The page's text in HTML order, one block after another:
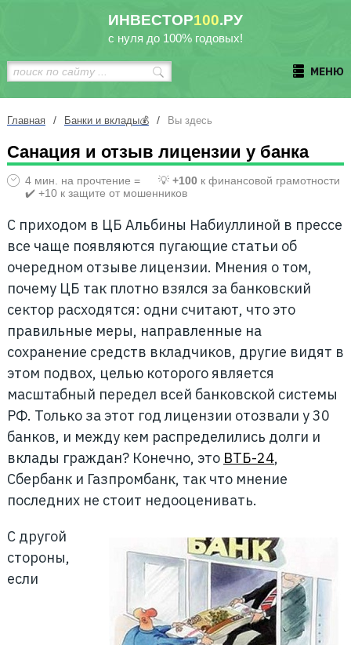
ИНВЕСТОР100.РУ
с нуля до 100% годовых!
МЕНЮ
Главная / Банки и вклады💰 / Вы здесь
Санация и отзыв лицензии у банка
4 мин. на прочтение = 💡 +100к финансовой грамотности
✔️ +10 к защите от мошенников
С приходом в ЦБ Альбины Набиуллиной в прессе
все чаще появляются пугающие статьи об
очередном отзыве лицензии. Мнения о том,
почему ЦБ так плотно взялся за банковский
сектор расходятся: одни считают, что это
правильные меры, направленные на
сохранение средств вкладчиков, другие видят в
этом подвох, целью которого является
масштабный передел всей банковской системы
РФ. Только за этот год лицензии отозвали у 30
банков, и между кем распределились долги и
вклады граждан? Конечно, это ВТБ-24,
Сбербанк и Газпромбанк, так что мнение
последних не стоит недооценивать.
С другой
стороны,
если